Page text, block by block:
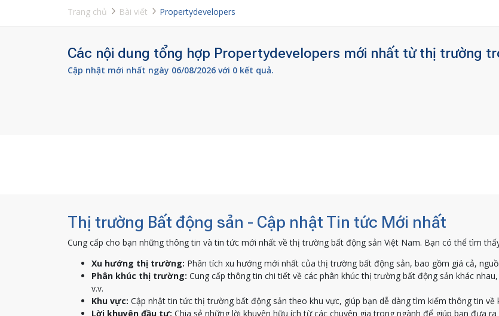
Trang chủ Bài viết Propertydevelopers
Các nội dung tổng hợp Propertydevelopers mới nhất từ thị trường
Cập nhật mới nhất ngày 06/08/2026 với 0 kết quả.
Thị trường Bất động sản - Cập nhật Tin tức Mới nhất
Cung cấp cho bạn những thông tin và tin tức mới nhất về thị trường bất động sản Việt Nam. Bạn có thể tìm
Xu hướng thị trường: Phân tích xu hướng mới nhất của thị trường bất động sản, bao gồm giá cả,
Phân khúc thị trường: Cung cấp thông tin chi tiết về các phân khúc thị trường bất động sản khác
v.v.
Khu vực: Cập nhật tin tức thị trường bất động sản theo khu vực, giúp bạn dễ dàng tìm kiếm thông tin về
Lời khuyên đầu tư: Chia sẻ những lời khuyên hữu ích từ các chuyên gia trong ngành để giúp bạn đưa